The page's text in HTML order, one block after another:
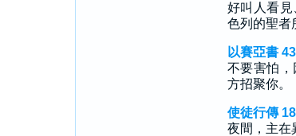
好叫人看
色列的聖者
以賽亞書
不要害怕
方招聚你。
使徒行傳
夜間，主在